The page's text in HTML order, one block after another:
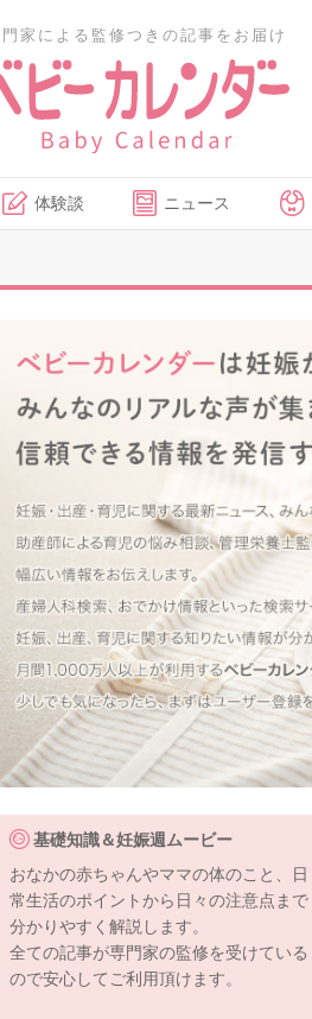
家による監修つきの記事をお届け
体験談 ニュース
基礎知識＆妊娠週ムービー
おなかの赤ちゃんやママの体のこと、日
常生活のポイントから日々の注意点まで
分かりやすく解説します。
全ての記事が専門家の監修を受けている
ので安心してご利用頂けます。